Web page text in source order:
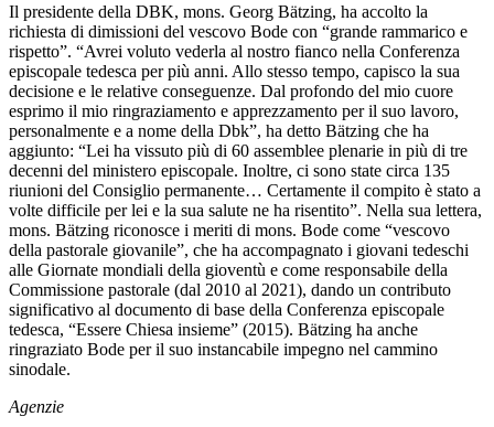
Il presidente della DBK, mons. Georg Bätzing, ha accolto la
richiesta di dimissioni del vescovo Bode con “grande rammarico e
rispetto”. “Avrei voluto vederla al nostro fianco nella Conferenza
episcopale tedesca per più anni. Allo stesso tempo, capisco la sua
decisione e le relative conseguenze. Dal profondo del mio cuore
esprimo il mio ringraziamento e apprezzamento per il suo lavoro,
personalmente e a nome della Dbk”, ha detto Bätzing che ha
aggiunto: “Lei ha vissuto più di 60 assemblee plenarie in più di tre
decenni del ministero episcopale. Inoltre, ci sono state circa 135
riunioni del Consiglio permanente… Certamente il compito è stato a
volte difficile per lei e la sua salute ne ha risentito”. Nella sua lettera,
mons. Bätzing riconosce i meriti di mons. Bode come “vescovo
della pastorale giovanile”, che ha accompagnato i giovani tedeschi
alle Giornate mondiali della gioventù e come responsabile della
Commissione pastorale (dal 2010 al 2021), dando un contributo
significativo al documento di base della Conferenza episcopale
tedesca, “Essere Chiesa insieme” (2015). Bätzing ha anche
ringraziato Bode per il suo instancabile impegno nel cammino
sinodale.
Agenzie